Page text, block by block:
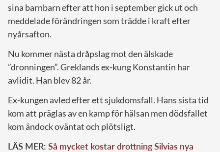
sina barnbarn efter att hon i september gick ut och
meddelade förändringen som trädde i kraft efter
nyårsafton.
Nu kommer nästa dråpslag mot den älskade
”dronningen”. Greklands ex-kung Konstantin har
avlidit. Han blev 82 år.
Ex-kungen avled efter ett sjukdomsfall. Hans sista tid
kom att präglas av en kamp för hälsan men dödsfallet
kom ändock oväntat och plötsligt.
LÄS MER: Så mycket kostar drottning Silvias nya